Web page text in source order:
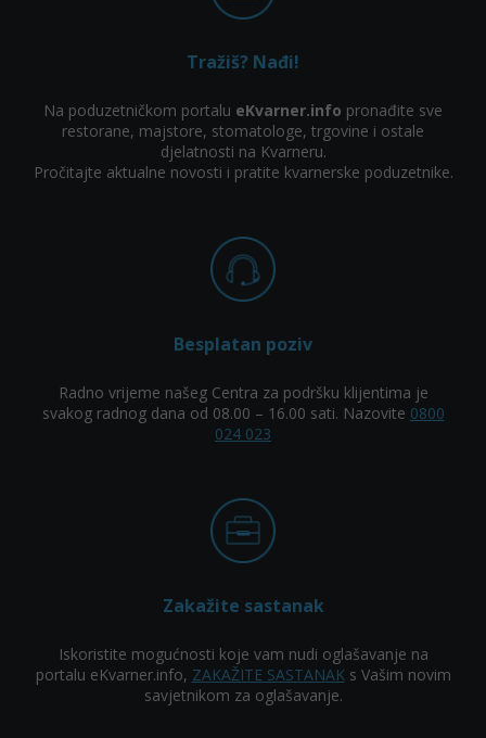
Tražiš? Nađi!
Na poduzetničkom portalu eKvarner.info pronađite sve
restorane, majstore, stomatologe, trgovine i ostale
djelatnosti na Kvarneru.
Pročitajte aktualne novosti i pratite kvarnerske poduzetnike.
Besplatan poziv
Radno vrijeme našeg Centra za podršku klijentima je
svakog radnog dana od 08.00 – 16.00 sati. Nazovite 0800
024 023
Zakažite sastanak
Iskoristite mogućnosti koje vam nudi oglašavanje na
portalu eKvarner.info, ZAKAŽITE SASTANAKs Vašim novim
savjetnikom za oglašavanje.